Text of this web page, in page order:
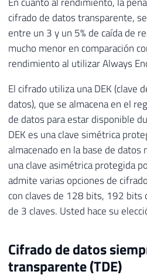
cifrado de datos transparente,
entre un 3 y un 5% de caída de
mucho menor en comparación
rendimiento al utilizar Always
El cifrado utiliza una DEK (clave
datos), que se almacena en el
de datos para estar disponible
DEK es una clave simétrica
almacenado en la base de
una clave asimétrica protegida
admite varias opciones de
con claves de 128 bits, 192 bits
de 3 claves. Usted hace su
Cifrado de datos
transparente (TDE)